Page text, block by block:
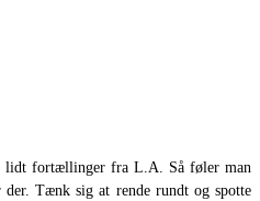
lidt fortællinger fra L.A. Så føler man
Tænk sig at rende rundt og spotte